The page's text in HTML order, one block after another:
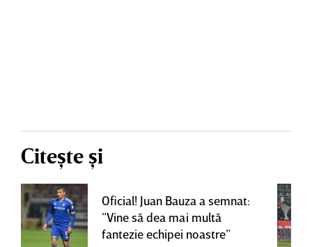
Citește și
Oficial! Juan Bauza a semnat:
”Vine să dea mai multă
fantezie echipei noastre”